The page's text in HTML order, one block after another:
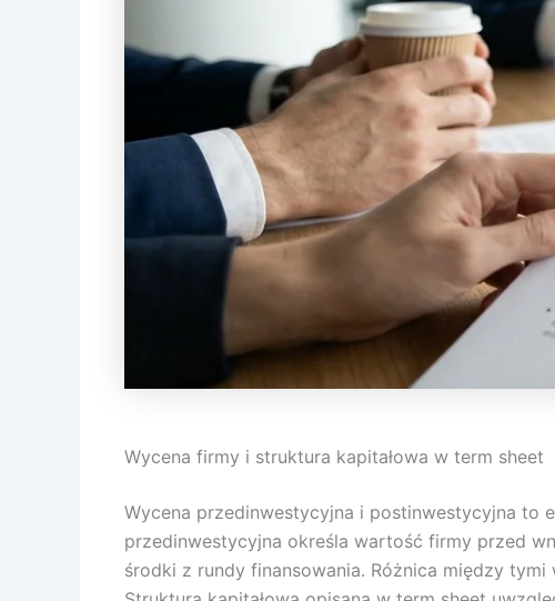
Wycena firmy i struktura kapitałowa w term sheet
Wycena przedinwestycyjna i postinwestycyjna to
przedinwestycyjna określa wartość firmy przed
środki z rundy finansowania. Różnica między